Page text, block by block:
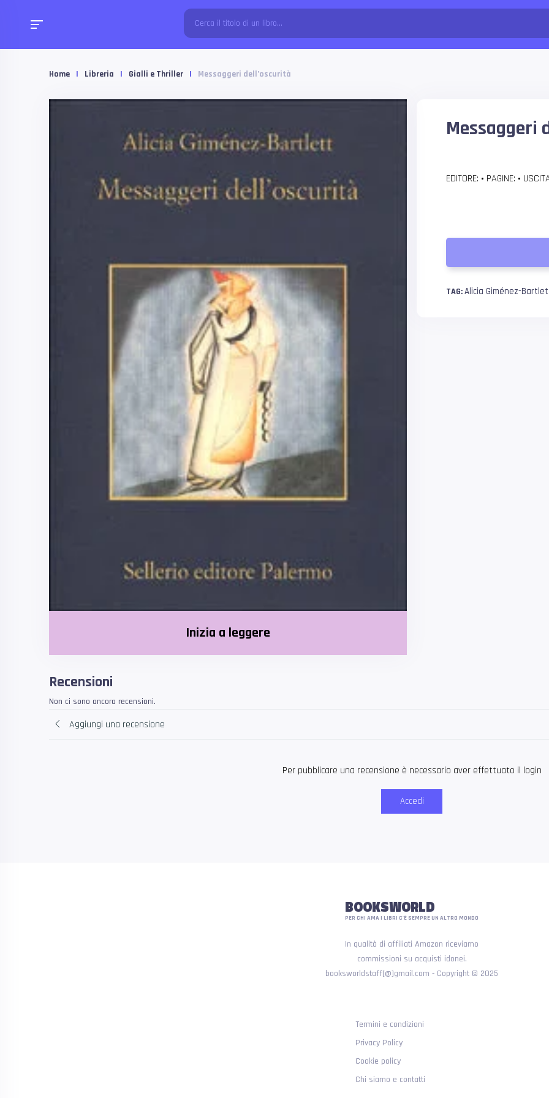
Home | Libreria | Gialli e Thriller | Messaggeri dell’oscurità
Inizia a leggere
Messaggeri
EDITORE: • PAGINE: •
TAG:Alicia Giménez-
Recensioni
Non ci sono ancora recensioni.
Aggiungi una recensione
Per pubblicare una recensione è necessario aver effettuato il login
Accedi
BOOKSWORLD
PER CHI AMA I LIBRI C'È SEMPRE UN ALTRO MONDO
In qualità di affiliati Amazon riceviamo
commissioni su acquisti idonei.
booksworldstaff[@]gmail.com - Copyright © 2025
Termini e condizioni
Privacy Policy
Cookie policy
Chi siamo e contatti